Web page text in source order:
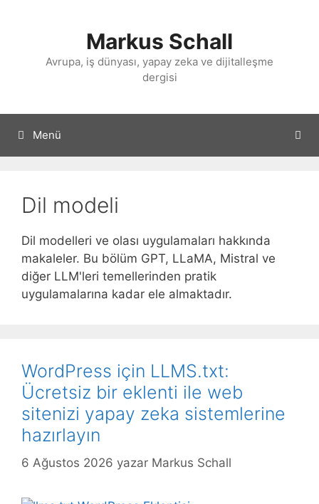
Markus Schall
Avrupa, iş dünyası, yapay zeka ve dijitalleşme
dergisi
Menü
Dil modeli
Dil modelleri ve olası uygulamaları hakkında
makaleler. Bu bölüm GPT, LLaMA, Mistral ve
diğer LLM'leri temellerinden pratik
uygulamalarına kadar ele almaktadır.
WordPress için LLMS.txt:
Ücretsiz bir eklenti ile web
sitenizi yapay zeka sistemlerine
hazırlayın
6 Ağustos 2026 yazar Markus Schall